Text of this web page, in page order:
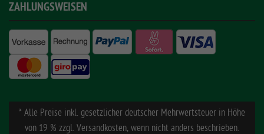
ZAHLUNGSWEISEN
* Alle Preise inkl. gesetzlicher deutscher Mehrwertsteuer in Höhe
von 19 % zzgl. Versandkosten, wenn nicht anders beschrieben.